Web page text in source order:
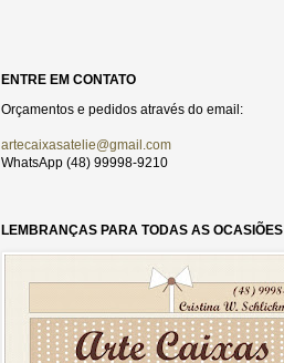
ENTRE EM CONTATO
Orçamentos e pedidos através do email:
artecaixasatelie@gmail.com
WhatsApp (48) 99998-9210
LEMBRANÇAS PARA TODAS AS OCASIÕES